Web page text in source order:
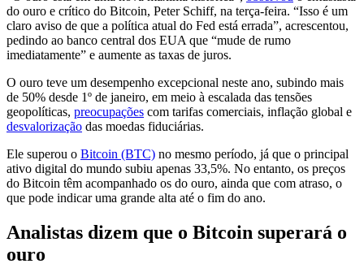
do ouro e crítico do Bitcoin, Peter Schiff, na terça-feira. “Isso é um
claro aviso de que a política atual do Fed está errada”, acrescentou,
pedindo ao banco central dos EUA que “mude de rumo
imediatamente” e aumente as taxas de juros.
O ouro teve um desempenho excepcional neste ano, subindo mais
de 50% desde 1º de janeiro, em meio à escalada das tensões
geopolíticas, preocupações com tarifas comerciais, inflação global e
desvalorização das moedas fiduciárias.
Ele superou o Bitcoin (BTC) no mesmo período, já que o principal
ativo digital do mundo subiu apenas 33,5%. No entanto, os preços
do Bitcoin têm acompanhado os do ouro, ainda que com atraso, o
que pode indicar uma grande alta até o fim do ano.
Analistas dizem que o Bitcoin superará o
ouro